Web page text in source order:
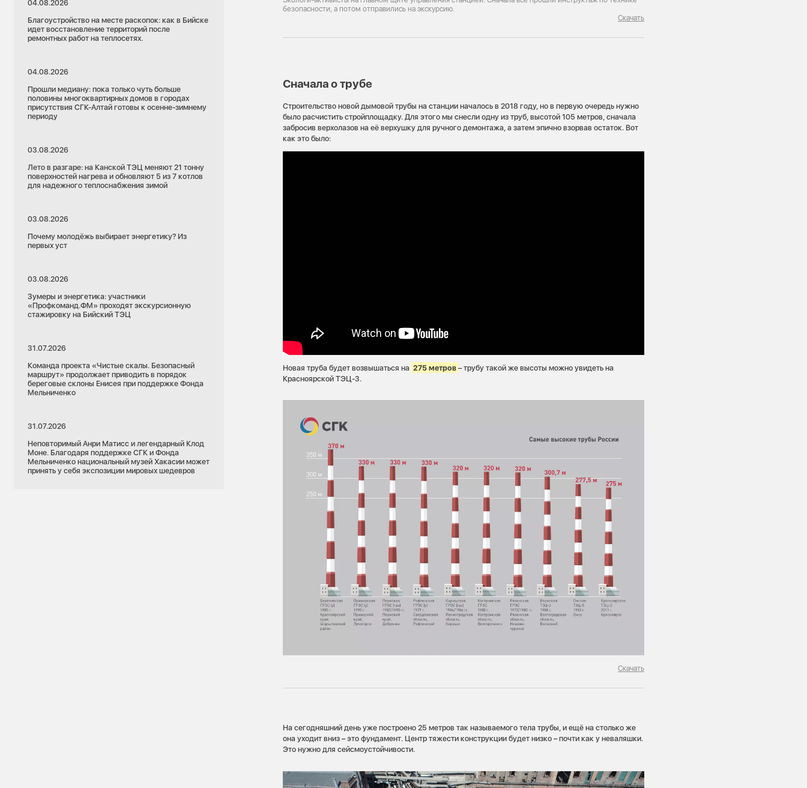
04.08.2026
Благоустройство на месте раскопок: как в Бийске
идет восстановление территорий после
ремонтных работ на теплосетях.
04.08.2026
Прошли медиану: пока только чуть больше
половины многоквартирных домов в городах
присутствия СГК-Алтай готовы к осенне-зимнему
периоду
03.08.2026
Лето в разгаре: на Канской ТЭЦ меняют 21 тонну
поверхностей нагрева и обновляют 5 из 7 котлов
для надежного теплоснабжения зимой
03.08.2026
Почему молодёжь выбирает энергетику? Из
первых уст
03.08.2026
Зумеры и энергетика: участники
«Профкоманд.ФМ» проходят экскурсионную
стажировку на Бийский ТЭЦ
31.07.2026
Команда проекта «Чистые скалы. Безопасный
маршрут» продолжает приводить в порядок
береговые склоны Енисея при поддержке Фонда
Мельниченко
31.07.2026
Неповторимый Анри Матисс и легендарный Клод
Моне. Благодаря поддержке СГК и Фонда
Мельниченко национальный музей Хакасии может
принять у себя экспозиции мировых шедевров
безопасности, а потом отправились на экскурсию.
Скачать
Сначала о трубе
Строительство новой дымовой трубы на станции началось в 2018 году, но в первую очередь нужно
было расчистить стройплощадку. Для этого мы снесли одну из труб, высотой 105 метров, сначала
забросив верхолазов на её верхушку для ручного демонтажа, а затем эпично взорвав остаток. Вот
как это было:
Новая труба будет возвышаться на 275 метров– трубу такой же высоты можно увидеть на
Красноярской ТЭЦ-3.
Скачать
На сегодняшний день уже построено 25 метров так называемого тела трубы, и ещё на столько же
она уходит вниз – это фундамент. Центр тяжести конструкции будет низко – почти как у неваляшки.
Это нужно для сейсмоустойчивости.